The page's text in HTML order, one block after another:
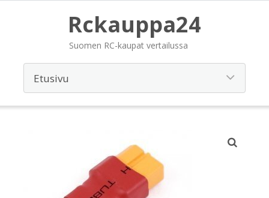
Rckauppa24
Suomen RC-kaupat vertailussa